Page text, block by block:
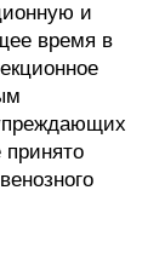
и
время в